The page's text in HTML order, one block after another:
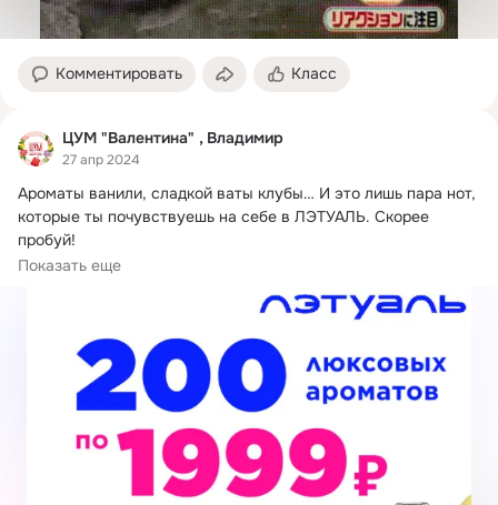
Комментировать Класс
ЦУМ "Валентина" , Владимир
27 апр 2024
Ароматы ванили, сладкой ваты клубы… И это лишь пара нот,
которые ты почувствуешь на себе в ЛЭТУАЛЬ. Скорее
пробуй!
С 24 по 28 апреля покупай люксовые ароматы всего за 1999
Показать еще